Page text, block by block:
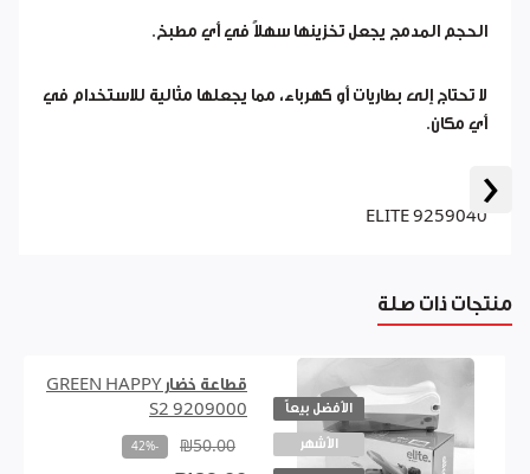
‹
الحجم المدمج يجعل تخزينها سهلاً في أي مطبخ.
لا تحتاج إلى بطاريات أو كهرباء، مما يجعلها مثالية للاستخدام في
أي مكان.
ELITE 9259040
منتجات ذات صلة
الأفضل بيعاً
الأشهر
قطاعة خضار GREEN HAPPY
S2 9209000
₪50.00
-42%